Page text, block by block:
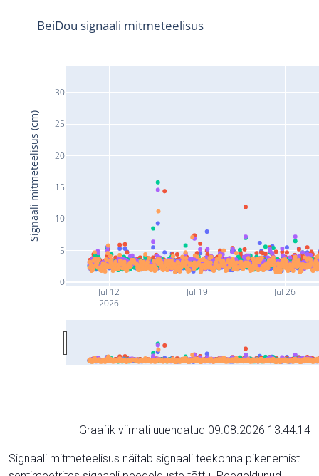
Jul 12
2026
Jul 19 Jul 26
0
5
10
15
20
25
30
BeiDou signaali mitmeteelisus
Signaali mitmeteelisus (cm)
Graafik viimati uuendatud 09.08.2026 13:44:14
Signaali mitmeteelisus näitab signaali teekonna pikenemist